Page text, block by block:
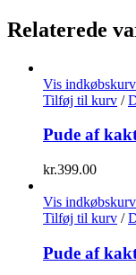
Relaterede
Vis indkøbskurv
Tilføj til kurv /
Pude af
kr.399.00
Vis indkøbskurv
Tilføj til kurv /
Pude af